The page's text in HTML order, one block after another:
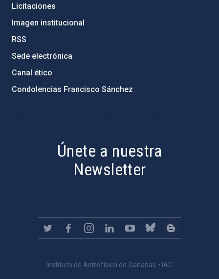
Licitaciones
Imagen institucional
RSS
Sede electrónica
Canal ético
Condolencias Francisco Sánchez
Únete a nuestra
Newsletter
Instituto de Astrofísica de Canarias • IAC